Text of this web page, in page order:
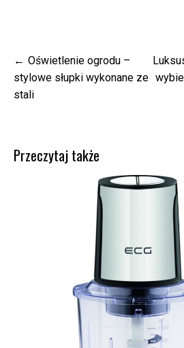
Nawigacja
wpisu
Oświetlenie ogrodu –
stylowe słupki wykonane ze
stali
Przeczytaj także